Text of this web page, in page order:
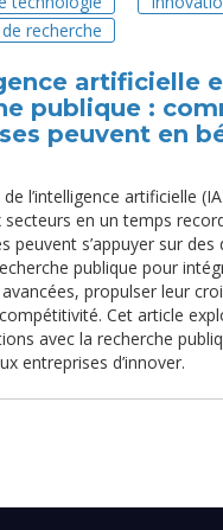
recherche
artificielle
publique :
peuvent en
l’intelligence artificielle
en un temps
peuvent s’appuyer sur des
publique pour
propulser leur
Cet article
avec la recherche
entreprises d’innover.